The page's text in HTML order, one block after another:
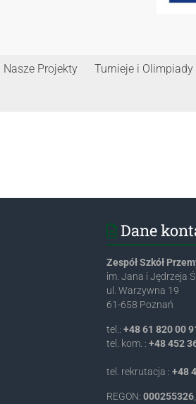
Nasze Projekty Turnieje i Olimpiady
Dane
Zespół Szkół
im. Jana i Jędrzeja
ul. Warzywna 19
61-658 Poznań
tel.:+48 61 820 00
tel. kom. :+48 452
tel. rekrutacja :+48
REGON:000255326